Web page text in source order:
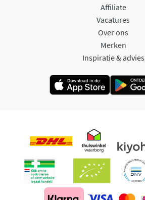
Affiliate
Vacatures
Over ons
Merken
Inspiratie & advies